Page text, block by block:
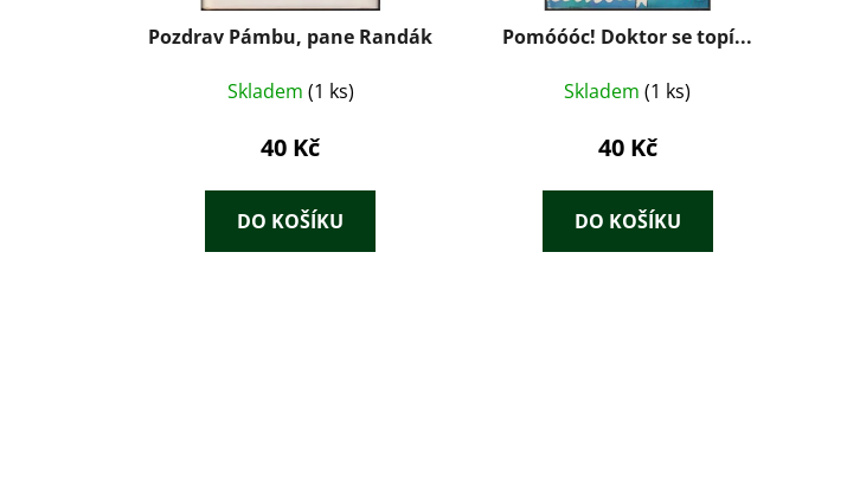
Pozdrav Pámbu, pane Randák
Skladem (1 ks)
40 Kč
DO KOŠÍKU
Pomóóóc! Doktor se topí...
Skladem(1 ks)
40 Kč
DO KOŠÍKU